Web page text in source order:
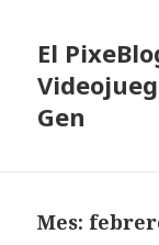
El
Gen
Mes: